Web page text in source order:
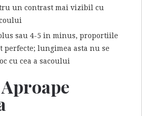
un contrast mai vizibil cu
sau 4-5 in minus, proportiile
perfecte; lungimea asta nu se
cu cea a sacoului